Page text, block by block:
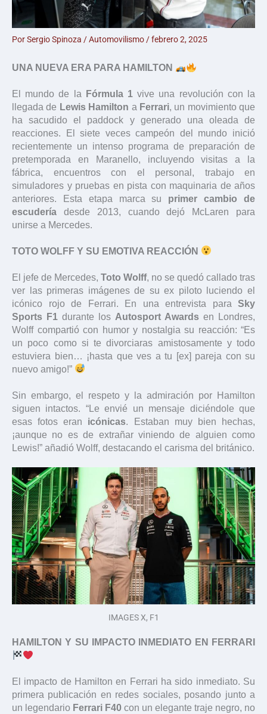
PorSergio Spinoza /Automovilismo /febrero 2, 2025
UNA NUEVA ERA PARA HAMILTON
El mundo de la Fórmula 1 vive una revolución con la
llegada de Lewis Hamilton a Ferrari, un movimiento que
ha sacudido el paddock y generado una oleada de
reacciones. El siete veces campeón del mundo inició
recientemente un intenso programa de preparación de
pretemporada en Maranello, incluyendo visitas a la
fábrica, encuentros con el personal, trabajo en
simuladores y pruebas en pista con maquinaria de años
anteriores. Esta etapa marca su primer cambio de
escudería desde 2013, cuando dejó McLaren para
unirse a Mercedes.
TOTO WOLFF Y SU EMOTIVA REACCIÓN
El jefe de Mercedes, Toto Wolff, no se quedó callado tras
ver las primeras imágenes de su ex piloto luciendo el
icónico rojo de Ferrari. En una entrevista para Sky
Sports F1 durante los Autosport Awards en Londres,
Wolff compartió con humor y nostalgia su reacción: “Es
un poco como si te divorciaras amistosamente y todo
estuviera bien… ¡hasta que ves a tu [ex] pareja con su
nuevo amigo!”
Sin embargo, el respeto y la admiración por Hamilton
siguen intactos. “Le envié un mensaje diciéndole que
esas fotos eran icónicas. Estaban muy bien hechas,
¡aunque no es de extrañar viniendo de alguien como
Lewis!” añadió Wolff, destacando el carisma del británico.
IMAGES X, F1
HAMILTON Y SU IMPACTO INMEDIATO EN FERRARI
El impacto de Hamilton en Ferrari ha sido inmediato. Su
primera publicación en redes sociales, posando junto a
un legendario Ferrari F40 con un elegante traje negro, no